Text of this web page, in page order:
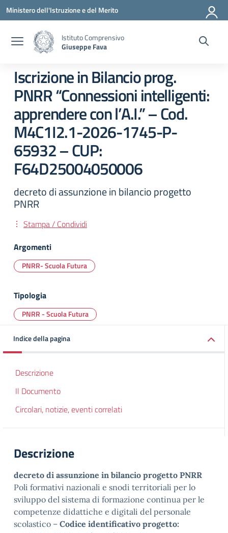
Vai ai contenuti
Vai al menu di navigazione
Vai al footer
Ministero dell'Istruzione e del Merito
Istituto Comprensivo
Giuseppe Fava
Iscrizione in Bilancio prog.
PNRR “Connessioni intelligenti:
apprendere con l’A.I.” – Cod.
M4C1I2.1-2026-1745-P-
65932 – CUP:
F64D25004050006
decreto di assunzione in bilancio progetto
PNRR
Stampa / Condividi
Argomenti
PNRR- Scuola Futura
Tipologia
PNRR - Scuola Futura
Indice della pagina
Descrizione
Il Documento
Circolari, notizie, eventi correlati
Descrizione
decreto di assunzione in bilancio progetto PNRR
Poli formativi nazionali e snodi territoriali per lo
sviluppo del sistema di formazione continua per le
competenze didattiche e digitali del personale
scolastico – Codice identificativo progetto: